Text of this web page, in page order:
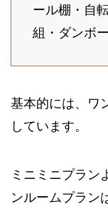
ール棚・自
組・ダンボ
基本的には、ワ
しています。
ミニミニプラン
ンルームプラン